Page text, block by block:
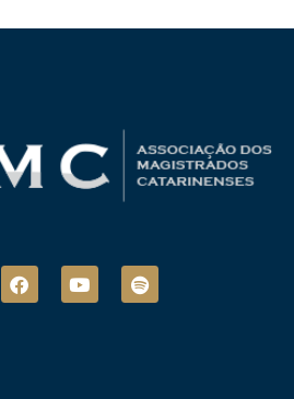
F
a
Y
o
S
p